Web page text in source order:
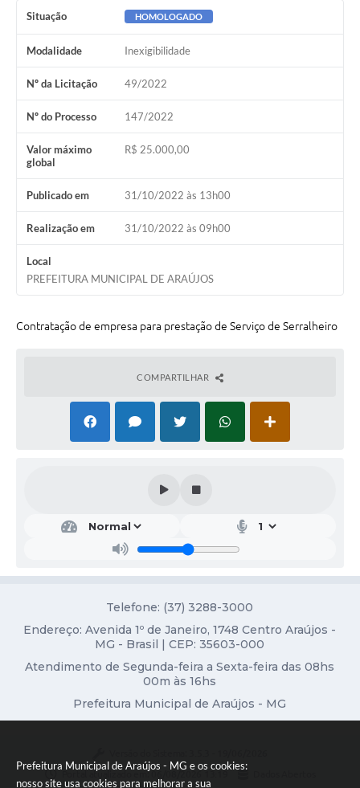
Prefeitura Municipal de Araújos - MG e os cookies:
nosso site usa cookies para melhorar a sua
Licenças Concedidas
DOC Licenciamento Ambiental
Notícias
Diário Oficial
Acesso a Informação (Transparência)
Guia de Serviços
Lei Aldir Blanc
Órgãos Municipais
Fala Cidadão
Ouvidoria
Audiências Públicas
Situação HOMOLOGADO
Modalidade Inexigibilidade
Nº da Licitação 49/2022
Nº do Processo 147/2022
Valor máximo
global
R$ 25.000,00
Publicado em 31/10/2022 às 13h00
Realização em 31/10/2022 às 09h00
Local
PREFEITURA MUNICIPAL DE ARAÚJOS
Contratação de empresa para prestação de Serviço de Serralheiro
COMPARTILHAR
Telefone: (37) 3288-3000
Endereço: Avenida 1º de Janeiro, 1748 Centro Araújos -
MG - Brasil | CEP: 35603-000
Atendimento de Segunda-feira a Sexta-feira das 08hs
00m às 16hs
Prefeitura Municipal de Araújos - MG
Portal atualizado em: